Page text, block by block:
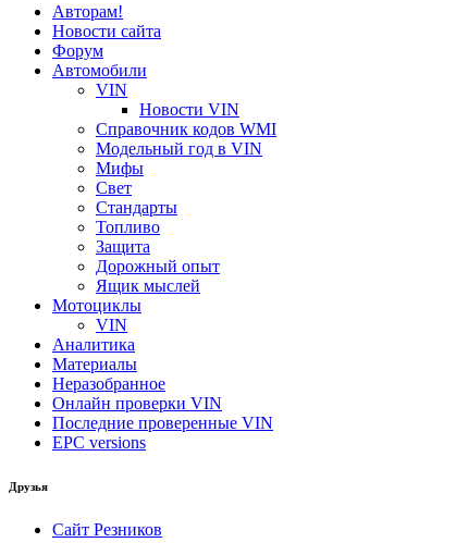
Авторам!
Новости сайта
Форум
Автомобили
VIN
Новости VIN
Справочник кодов WMI
Модельный год в VIN
Мифы
Свет
Стандарты
Топливо
Защита
Дорожный опыт
Ящик мыслей
Мотоциклы
VIN
Аналитика
Материалы
Неразобранное
Онлайн проверки VIN
Последние проверенные VIN
EPC versions
Друзья
Сайт Резников